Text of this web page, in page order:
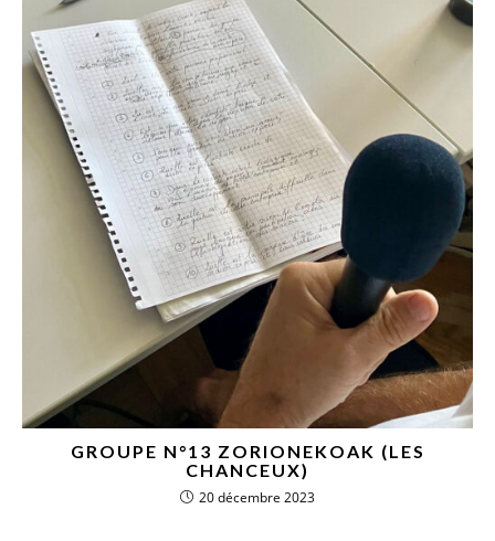
GROUPE N°13 ZORIONEKOAK (LES
CHANCEUX)
20 décembre 2023